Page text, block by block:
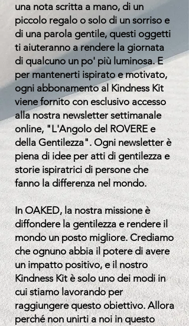
una nota scritta a mano, di un
piccolo regalo o solo di un sorriso e
di una parola gentile, questi oggetti
ti aiuteranno a rendere la giornata
di qualcuno un po' più luminosa. E
per mantenerti ispirato e motivato,
ogni abbonamento al Kindness Kit
viene fornito con esclusivo accesso
alla nostra newsletter settimanale
online, "L'Angolo del ROVERE e
della Gentilezza". Ogni newsletter è
piena di idee per atti di gentilezza e
storie ispiratrici di persone che
fanno la differenza nel mondo.
In OAKED, la nostra missione è
diffondere la gentilezza e rendere il
mondo un posto migliore. Crediamo
che ognuno abbia il potere di avere
un impatto positivo, e il nostro
Kindness Kit è solo uno dei modi in
cui stiamo lavorando per
raggiungere questo obiettivo. Allora
perché non unirti a noi in questo